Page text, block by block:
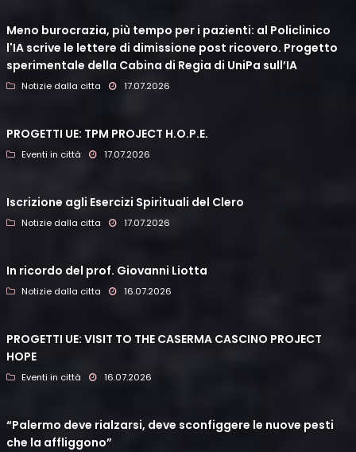
Meno burocrazia, più tempo per i pazienti: al Policlinico
l'IA scrive le lettere di dimissione post ricovero. Progetto
sperimentale della Cabina di Regia di UniPa sull’IA
Notizie dalla citta 17.07.2026
PROGETTI UE: TPM PROJECT H.O.P.E.
Eventi in città 17.07.2026
Iscrizione agli Esercizi Spirituali del Clero
Notizie dalla citta 17.07.2026
In ricordo del prof. Giovanni Liotta
Notizie dalla citta 16.07.2026
PROGETTI UE: VISIT TO THE CASERMA CASCINO PROJECT
HOPE
Eventi in città 16.07.2026
“Palermo deve rialzarsi, deve sconfiggere le nuove pesti
che la affliggono”